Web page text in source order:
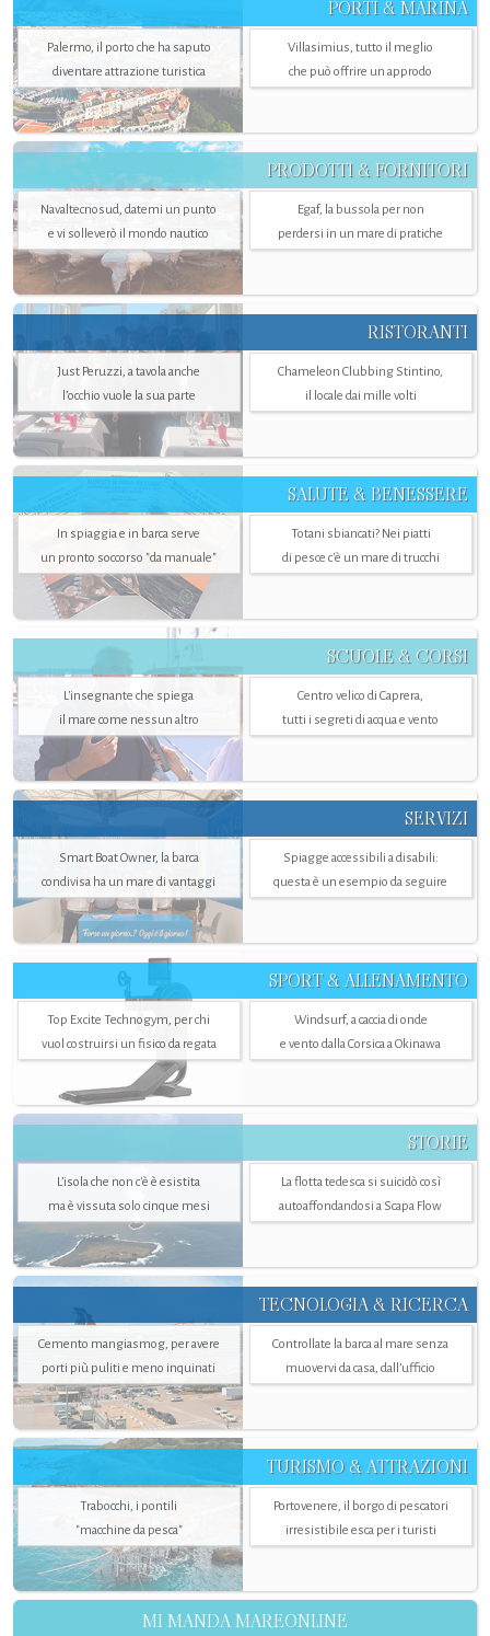
PORTI & MARINA
Palermo, il porto che ha saputo
diventare attrazione turistica
Villasimius, tutto il meglio
che può offrire un approdo
PRODOTTI & FORNITORI
Navaltecnosud, datemi un punto
e vi solleverò il mondo nautico
Egaf, la bussola per non
perdersi in un mare di pratiche
RISTORANTI
Just Peruzzi, a tavola anche
l’occhio vuole la sua parte
Chameleon Clubbing Stintino,
il locale dai mille volti
SALUTE & BENESSERE
In spiaggia e in barca serve
un pronto soccorso "da manuale"
Totani sbiancati? Nei piatti
di pesce c'è un mare di trucchi
SCUOLE & CORSI
L'insegnante che spiega
il mare come nessun altro
Centro velico di Caprera,
tutti i segreti di acqua e vento
SERVIZI
Smart Boat Owner, la barca
condivisa ha un mare di vantaggi
Spiagge accessibili a disabili:
questa è un esempio da seguire
SPORT & ALLENAMENTO
Top Excite Technogym, per chi
vuol costruirsi un fisico da regata
Windsurf, a caccia di onde
e vento dalla Corsica a Okinawa
STORIE
L’isola che non c'è è esistita
ma è vissuta solo cinque mesi
La flotta tedesca si suicidò così
autoaffondandosi a Scapa Flow
TECNOLOGIA & RICERCA
Cemento mangiasmog, per avere
porti più puliti e meno inquinati
Controllate la barca al mare senza
muovervi da casa, dall’ufficio
TURISMO & ATTRAZIONI
Trabocchi, i pontili
"macchine da pesca"
Portovenere, il borgo di pescatori
irresistibile esca per i turisti
MI MANDA MAREONLINE